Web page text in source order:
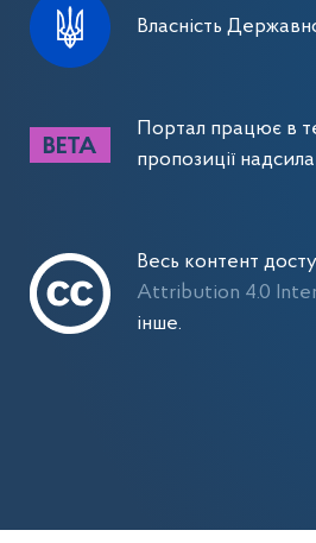
Власність
Портал працює в
пропозиції
Весь контент
Attribution 4.0
інше.